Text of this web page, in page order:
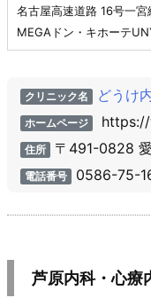
名古屋高速道路 16号一
MEGAドン・キホーテ
クリニック名 どうけ
ホームページ
住所 〒491-0828 愛
電話番号 0586-75-
芦原内科・心療